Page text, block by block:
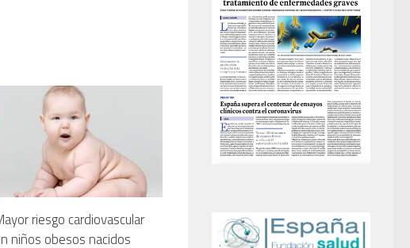
riesgo cardiovascular
niños obesos nacidos